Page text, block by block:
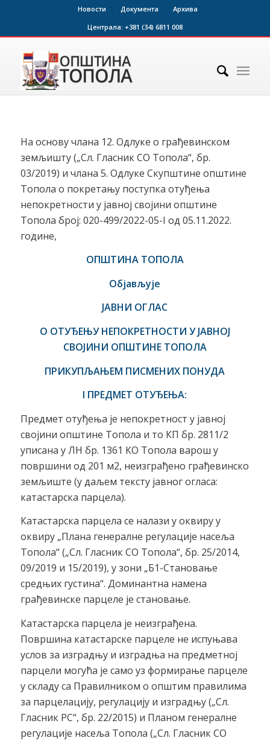
Новости Документа
Архива
Централа: +381 (34) 6811 008
На основу члана 12. Одлуке о грађевинском
земљишту („Сл. Гласник СО Топола“, бр.
03/2019) и члана 5. Одлуке Скупштине општине
Топола о покретању поступка отуђења
непокретности у јавној својини општине
Топола број: 020-499/2022-05-I од 05.11.2022.
године,
ОПШТИНА ТОПОЛА
Објављује
ЈАВНИ ОГЛАС
О ОТУЂЕЊУ НЕПОКРЕТНОСТИ УЈАВНОЈ
СВОЈИНИ ОПШТИНЕ ТОПОЛА
ПРИКУПЉАЊЕМ ПИСМЕНИХ ПОНУДА
I ПРЕДМЕТ ОТУЂЕЊА:
Предмет отуђења је непокретност у јавној
својини општине Топола и то КП бр. 2811/2
уписана у ЛН бр. 1361 КО Топола варош у
површини од 201 м2, неизграђено грађевинско
земљиште (у даљем тексту јавног огласа:
катастарска парцела).
Катастарска парцела се налази у оквиру у
оквиру „Плана генералне регулације насеља
Топола“ („Сл. Гласник СО Топола“, бр. 25/2014,
09/2019 и 15/2019), у зони „Б1-Становање
средњих густина“. Доминантна намена
грађевинске парцеле је становање.
Катастарска парцела је неизграђена.
Површина катастарске парцеле не испуњава
услов за изградњу и изградња на предметној
парцели могућа је само уз формирање парцеле
у складу са Правилником о општим правилима
за парцелацију, регулацију и изградњу („Сл.
Гласник РС“, бр. 22/2015) и Планом генералне
регулације насеља Топола („Сл. Гласник СО